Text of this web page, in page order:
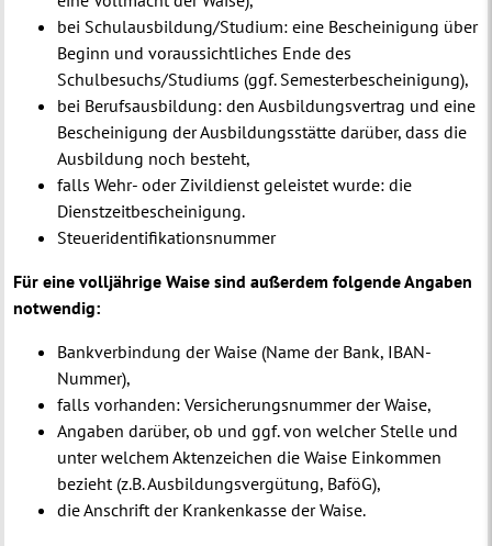
bei Schulausbildung/Studium: eine Bescheinigung über
Beginn und voraussichtliches Ende des
Schulbesuchs/Studiums (ggf. Semesterbescheinigung),
bei Berufsausbildung: den Ausbildungsvertrag und eine
Bescheinigung der Ausbildungsstätte darüber, dass die
Ausbildung noch besteht,
falls Wehr- oder Zivildienst geleistet wurde: die
Dienstzeitbescheinigung.
Steueridentifikationsnummer
Für eine volljährige Waise sind außerdem folgende Angaben
notwendig:
Bankverbindung der Waise (Name der Bank, IBAN-
Nummer),
falls vorhanden: Versicherungsnummer der Waise,
Angaben darüber, ob und ggf. von welcher Stelle und
unter welchem Aktenzeichen die Waise Einkommen
bezieht (z.B. Ausbildungsvergütung, BaföG),
die Anschrift der Krankenkasse der Waise.